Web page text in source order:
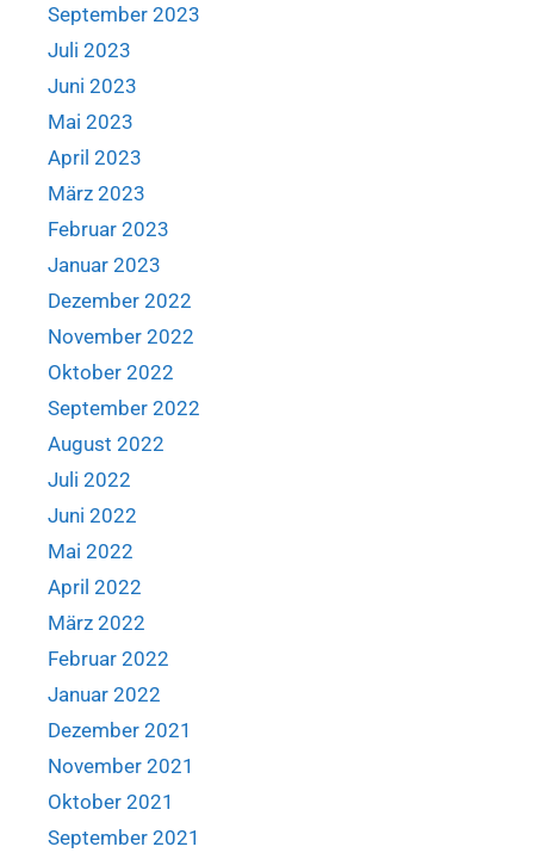
September 2023
Juli 2023
Juni 2023
Mai 2023
April 2023
März 2023
Februar 2023
Januar 2023
Dezember 2022
November 2022
Oktober 2022
September 2022
August 2022
Juli 2022
Juni 2022
Mai 2022
April 2022
März 2022
Februar 2022
Januar 2022
Dezember 2021
November 2021
Oktober 2021
September 2021